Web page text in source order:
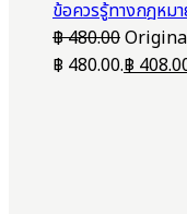
ข้อควรรู้ทางกฎห
฿480.00
฿ 480.00.฿